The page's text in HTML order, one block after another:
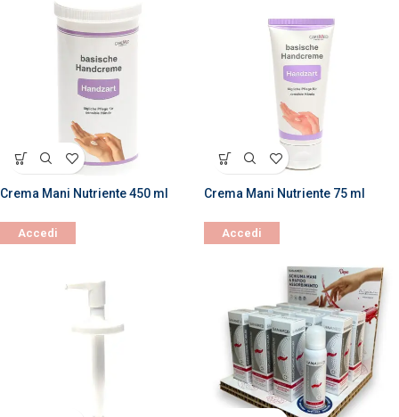
Crema Mani Nutriente 450 ml
Accedi
Crema Mani Nutriente 75 ml
Accedi